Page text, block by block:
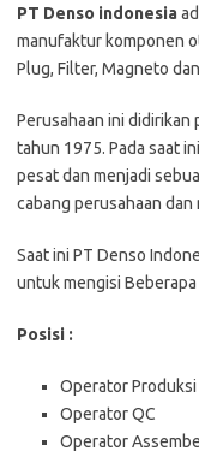
PT Denso indonesia
manufaktur komponen
Plug, Filter, Magneto
Perusahaan ini didirikan
tahun 1975. Pada saat
pesat dan menjadi
cabang perusahaan
Saat ini PT Denso
untuk mengisi
Posisi :
Operator Produksi
Operator QC
Operator